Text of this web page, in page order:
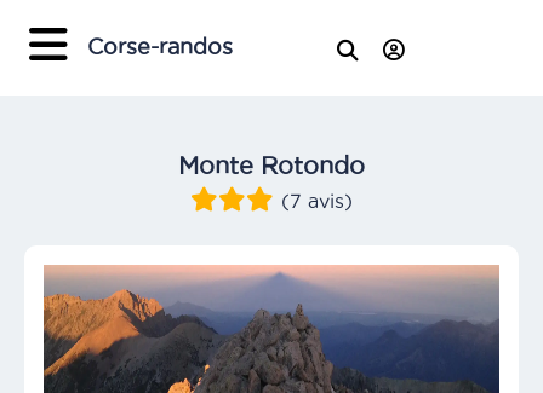
Corse-randos
Monte Rotondo
(7 avis)